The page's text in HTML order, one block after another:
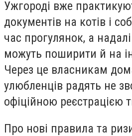
Ужгороді вже
документів на котів і
час прогулянок, а
можуть поширити й на
Через це власникам
улюбленців радять не
офіційною реєстрацією
Про нові правила та